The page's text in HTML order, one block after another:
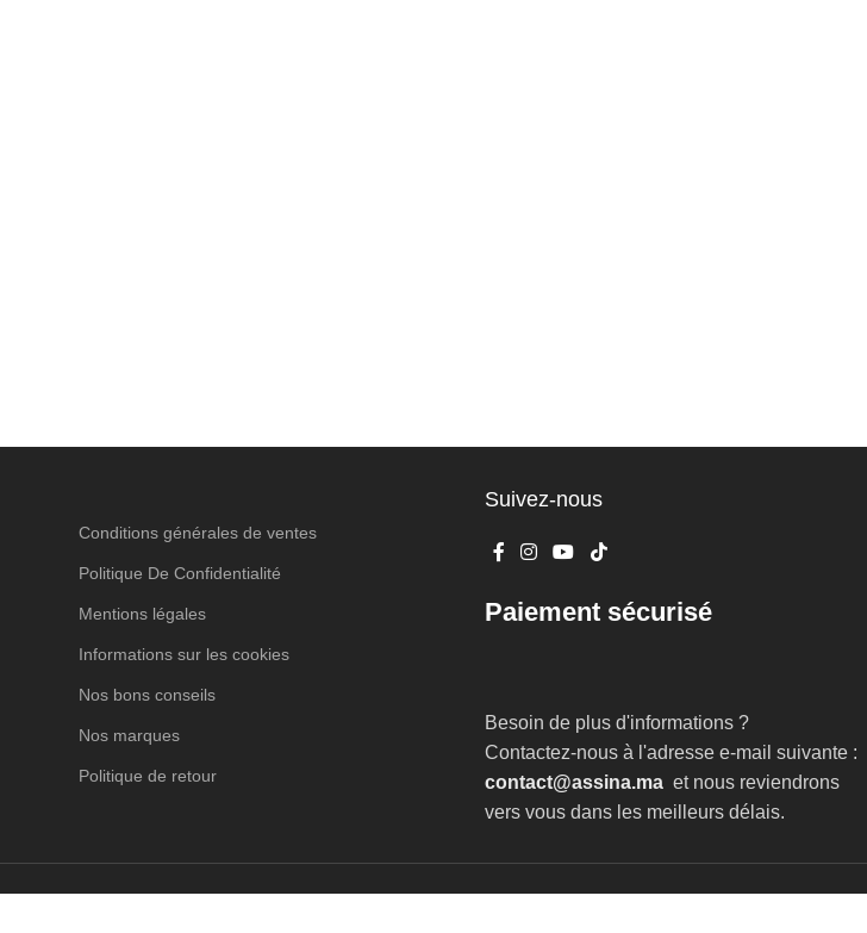
Conditions générales de ventes
Politique De Confidentialité
Mentions légales
Informations sur les cookies
Nos bons conseils
Nos marques
Politique de retour
Suivez-nous
Paiement sécurisé
Besoin de plus d'informations ?
Contactez-nous à l'adresse e-mail suivante :
contact@assina.ma et nous reviendrons
vers vous dans les meilleurs délais.